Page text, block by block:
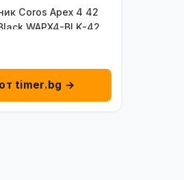
Coros Apex 4 42
WAPX4-BLK-42
timer.bg →